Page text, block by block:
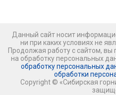
Данный сайт носит
ни при каких условиях не
Продолжая работу с сайтом, вы
на обработку персональных
обработку персональных
обработки
Copyright © «Сибирская